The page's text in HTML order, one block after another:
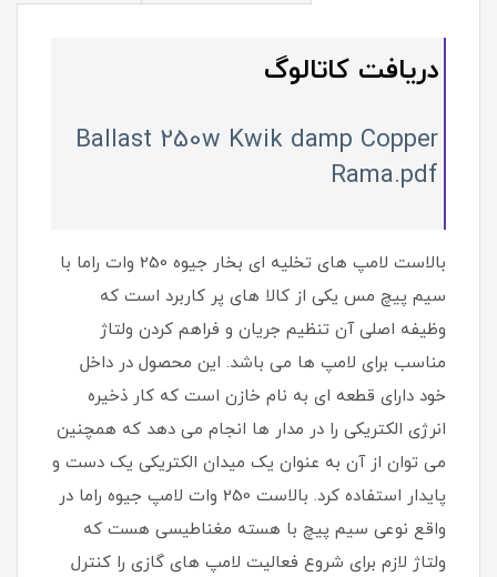
دریافت کاتالوگ
Ballast 250w Kwik damp Copper
Rama.pdf
بالاست لامپ های تخلیه ای بخار جیوه 250 وات راما با
سیم پیچ مس یکی از کالا های پر کاربرد است که
وظیفه اصلی آن تنظیم جریان و فراهم کردن ولتاژ
مناسب برای لامپ ها می باشد. این محصول در داخل
خود دارای قطعه ای به نام خازن است که کار ذخیره
انرژی الکتریکی را در مدار ها انجام می دهد که همچنین
می توان از آن به عنوان یک میدان الکتریکی یک دست و
پایدار استفاده کرد. بالاست 250 وات لامپ جیوه راما در
واقع نوعی سیم پیچ با هسته مغناطیسی هست که
ولتاژ لازم برای شروع فعالیت لامپ های گازی را کنترل